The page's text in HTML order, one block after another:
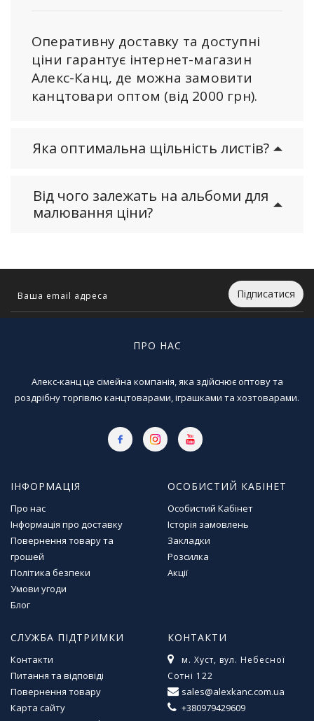
Оперативну доставку та доступні
ціни гарантує інтернет-магазин
Алекс-Канц, де можна замовити
канцтовари оптом (від 2000 грн).
Яка оптимальна щільність листів?
Від чого залежать на альбоми для
малювання ціни?
Підписатися
ПРО НАС
Алекс-канц це сімейна компанія, яка здійснює оптову та
роздрібну торгівлю канцтоварами, іграшками та хозтоварами.
ІНФОРМАЦІЯ
Про нас
Інформація про доставку
Повернення товару та
грошей
Політика безпеки
Умови угоди
Блог
ОСОБИСТИЙ КАБІНЕТ
Особистий Кабінет
Історія замовлень
Закладки
Розсилка
Акції
СЛУЖБА ПІДТРИМКИ
Контакти
Питання та відповіді
Повернення товару
Карта сайту
КОНТАКТИ
м. Хуст, вул. Небесної
Сотні 122
sales@alexkanc.com.ua
+380979429609